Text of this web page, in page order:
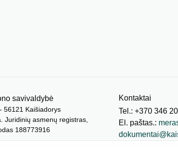
savivaldybė
56121 Kaišiadorys
Juridinių asmenų registras,
188773916
Kontaktai
Tel.: +370 346
El. paštas.: